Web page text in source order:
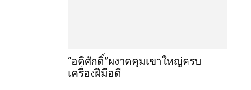
“อดิศักดิ์”ผงาดคุมเขาใหญ่ครบ
เครื่องฝีมือดี